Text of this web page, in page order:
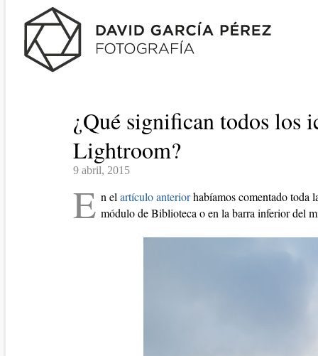
¿Qué significan todos los
Lightroom?
9 abril, 2015
E n elartículo anteriorhabíamos comentado toda
módulo de Biblioteca o en la barra inferior del